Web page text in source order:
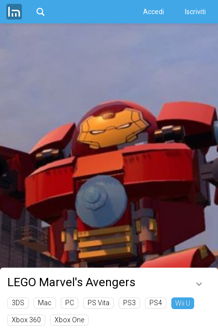
Accedi Iscriviti
LEGO Marvel's Avengers
3DS Mac PC PS Vita PS3 PS4 Wii U
Xbox 360 Xbox One